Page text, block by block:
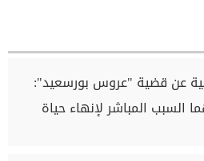
عن قضية "عروس بورسعيد":
السبب المباشر لإنهاء حياة